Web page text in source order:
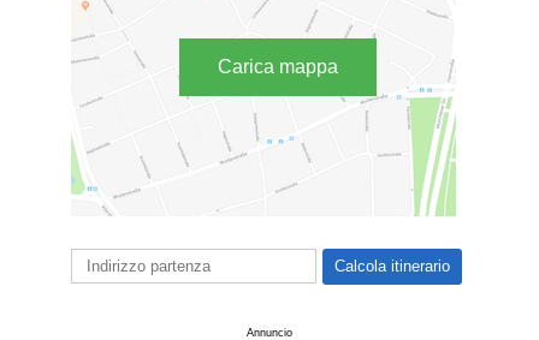
Carica mappa
Annuncio